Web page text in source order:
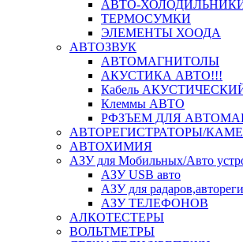
АВТО-
ТЕРМОСУМКИ
ЭЛЕМЕНТЫ ХООДА
АВТОЗВУК
АВТОМАГНИТОЛЫ
АКУСТИКА АВТО!!!
Кабель
Клеммы АВТО
РФЗЪЕМ ДЛЯ
АВТОРЕГИСТРАТОРЫ/
АВТОХИМИЯ
АЗУ для Мобильных/Авто
АЗУ USB авто
АЗУ для
АЗУ ТЕЛЕФОНОВ
АЛКОТЕСТЕРЫ
ВОЛЬТМЕТРЫ